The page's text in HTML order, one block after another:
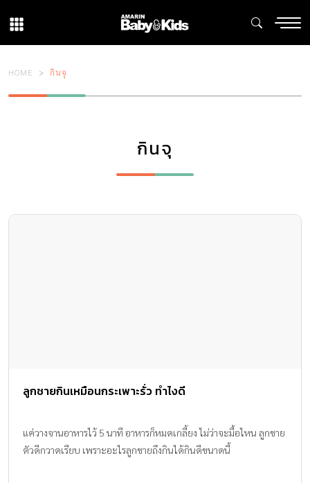
HOME กินจุ
กินจุ
ลูกชายกินเหมือนกระเพาะรั่ว ทำไงดี
แค่วางจานอาหารไว้ 5 นาที อาหารก็หมดเกลี้ยง ไม่ว่าจะมื้อไหน ลูกชาย
ตัวดีกวาดเรียบ เพราะอะไรลูกชายถึงกินได้กินดีขนาดนี้